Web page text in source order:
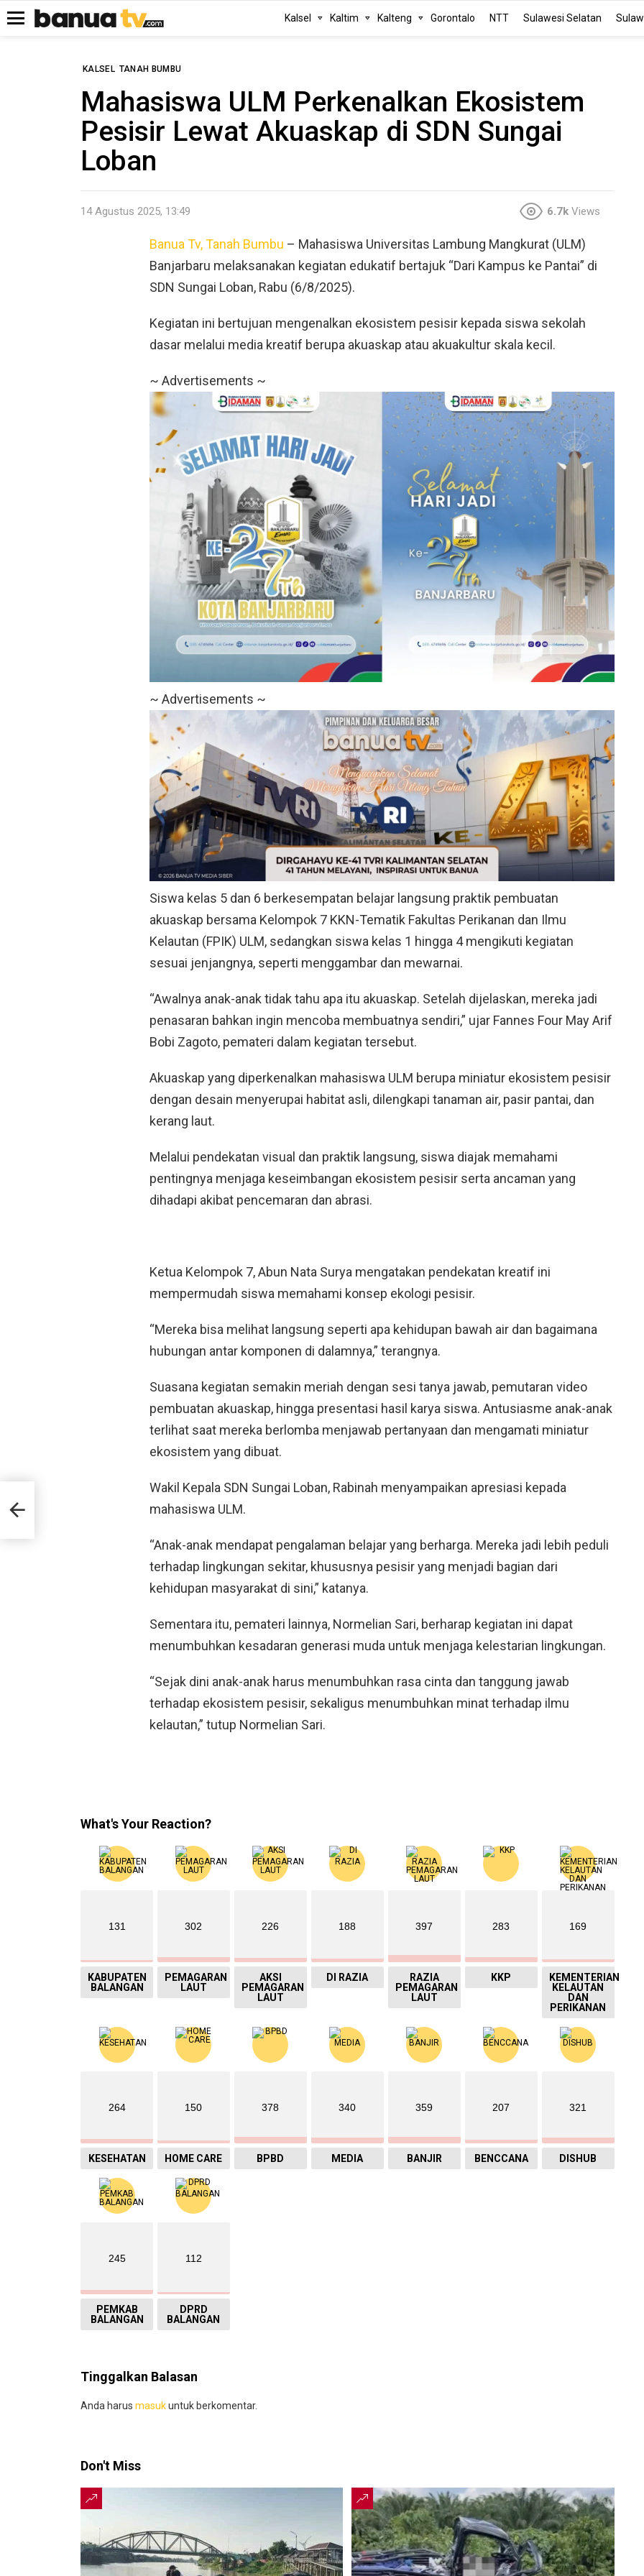
Kalsel Kaltim Kalteng Gorontalo NTT Sulawesi Selatan
KALSEL TANAH BUMBU
Mahasiswa ULM Perkenalkan Ekosistem
Pesisir Lewat Akuaskap di SDN Sungai
Loban
14 Agustus 2025, 13:49 6.7k Views
Banua Tv, Tanah Bumbu – Mahasiswa Universitas Lambung Mangkurat (ULM)
Banjarbaru melaksanakan kegiatan edukatif bertajuk “Dari Kampus ke Pantai” di
SDN Sungai Loban, Rabu (6/8/2025).
Kegiatan ini bertujuan mengenalkan ekosistem pesisir kepada siswa sekolah
dasar melalui media kreatif berupa akuaskap atau akuakultur skala kecil.
~ Advertisements ~
~ Advertisements ~
Siswa kelas 5 dan 6 berkesempatan belajar langsung praktik pembuatan
akuaskap bersama Kelompok 7 KKN-Tematik Fakultas Perikanan dan Ilmu
Kelautan (FPIK) ULM, sedangkan siswa kelas 1 hingga 4 mengikuti kegiatan
sesuai jenjangnya, seperti menggambar dan mewarnai.
“Awalnya anak-anak tidak tahu apa itu akuaskap. Setelah dijelaskan, mereka jadi
penasaran bahkan ingin mencoba membuatnya sendiri,” ujar Fannes Four May Arif
Bobi Zagoto, pemateri dalam kegiatan tersebut.
Akuaskap yang diperkenalkan mahasiswa ULM berupa miniatur ekosistem pesisir
dengan desain menyerupai habitat asli, dilengkapi tanaman air, pasir pantai, dan
kerang laut.
Melalui pendekatan visual dan praktik langsung, siswa diajak memahami
pentingnya menjaga keseimbangan ekosistem pesisir serta ancaman yang
dihadapi akibat pencemaran dan abrasi.
Ketua Kelompok 7, Abun Nata Surya mengatakan pendekatan kreatif ini
mempermudah siswa memahami konsep ekologi pesisir.
“Mereka bisa melihat langsung seperti apa kehidupan bawah air dan bagaimana
hubungan antar komponen di dalamnya,” terangnya.
Suasana kegiatan semakin meriah dengan sesi tanya jawab, pemutaran video
pembuatan akuaskap, hingga presentasi hasil karya siswa. Antusiasme anak-anak
terlihat saat mereka berlomba menjawab pertanyaan dan mengamati miniatur
ekosistem yang dibuat.
Wakil Kepala SDN Sungai Loban, Rabinah menyampaikan apresiasi kepada
mahasiswa ULM.
“Anak-anak mendapat pengalaman belajar yang berharga. Mereka jadi lebih peduli
terhadap lingkungan sekitar, khususnya pesisir yang menjadi bagian dari
kehidupan masyarakat di sini,” katanya.
Sementara itu, pemateri lainnya, Normelian Sari, berharap kegiatan ini dapat
menumbuhkan kesadaran generasi muda untuk menjaga kelestarian lingkungan.
“Sejak dini anak-anak harus menumbuhkan rasa cinta dan tanggung jawab
terhadap ekosistem pesisir, sekaligus menumbuhkan minat terhadap ilmu
kelautan,” tutup Normelian Sari.
What's Your Reaction?
131
KABUPATEN
BALANGAN
302
PEMAGARAN
LAUT
226
AKSI
PEMAGARAN
LAUT
188
DI RAZIA
397
RAZIA
PEMAGARAN
LAUT
283
KKP
169
KEMENTERIAN
KELAUTAN
DAN
PERIKANAN
264
KESEHATAN
150
HOME CARE
378
BPBD
340
MEDIA
359
BANJIR
207
BENCCANA
321
DISHUB
245
PEMKAB
BALANGAN
112
DPRD
BALANGAN
Tinggalkan Balasan
Anda harus masukuntuk berkomentar.
Don't Miss